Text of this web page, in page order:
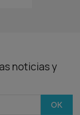
noticias y